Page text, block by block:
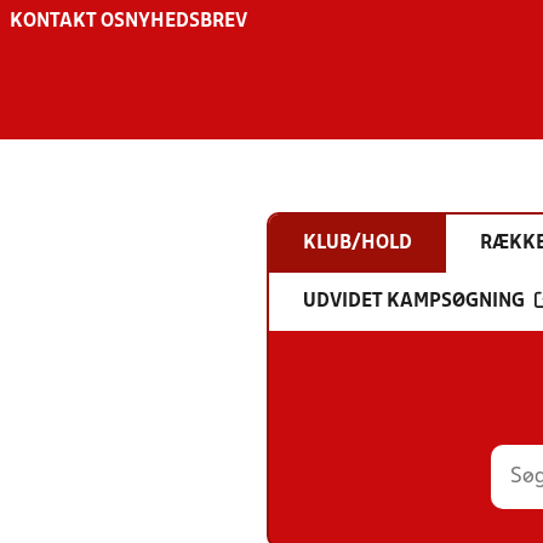
KONTAKT OS NYHEDSBREV
KLUB/HOLD
UDVIDET KAMPSØGNING